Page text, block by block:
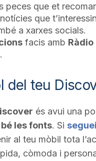
peces que et
que
a xarxes socials.
facis amb
del teu
és avui una
les fonts. Si
al teu mòbil tota
còmoda i